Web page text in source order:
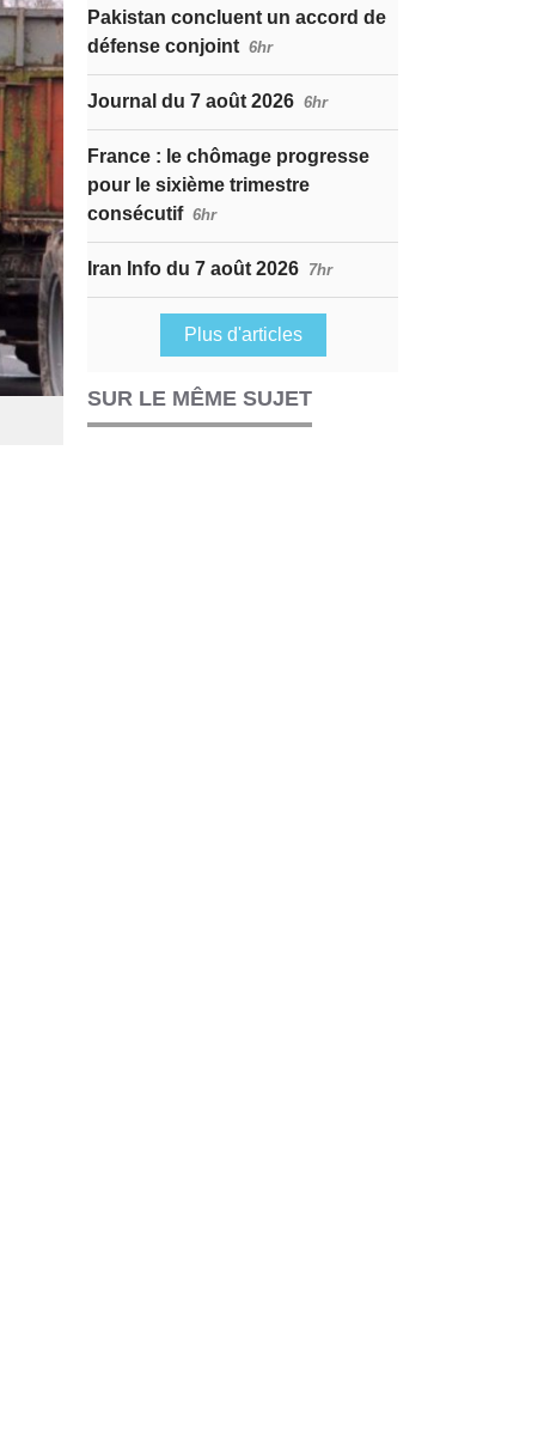
Pakistan concluent un accord de
défense conjoint 6hr
Journal du 7 août 2026 6hr
France : le chômage progresse
pour le sixième trimestre
consécutif 6hr
Iran Info du 7 août 2026 7hr
Plus d'articles
SUR LE MÊME SUJET